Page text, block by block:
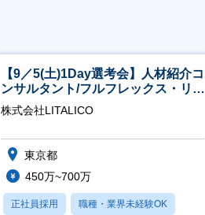
【9／5(土)1Day選考会】人材紹介コ
ンサルタント/フルフレックス・リモ
ート/育休最長6年取得可
株式会社LITALICO
東京都
450万~700万
正社員採用 職種・業界未経験OK